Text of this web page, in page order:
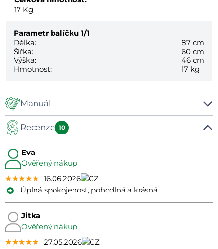
17 Kg
Parametr balíčku 1/1
Délka:
87 cm
Šířka:
60 cm
Výška:
46 cm
Hmotnost:
17 kg
Manuál
Manual
Recenze 10
Eva
Ověřený nákup
★★★★★
★★★★★
★★★★★ 16.06.2026
Úplná spokojenost, pohodlná a krásná
Jitka
Ověřený nákup
★★★★★
★★★★★
★★★★★ 27.05.2026